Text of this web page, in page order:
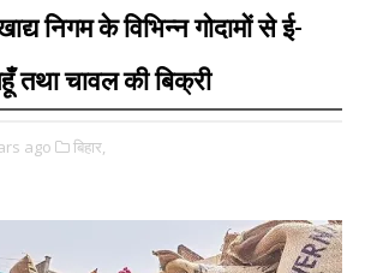
निगम के विभिन्न गोदामों से ई-
तथा चावल की बिक्री
ago बिहार,